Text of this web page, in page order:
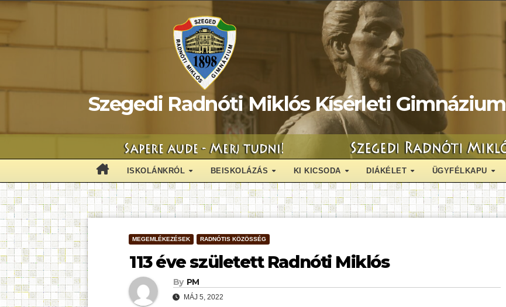
content
Szegedi Radnóti Miklós Kísérleti Gimnázium
ISKOLÁNKRÓL BEISKOLÁZÁS KI KICSODA DIÁKÉLET ÜGYFÉLKAPU
MEGEMLÉKEZÉSEK RADNÓTIS KÖZÖSSÉG
113 éve született Radnóti Miklós
By PM
MÁJ 5, 2022